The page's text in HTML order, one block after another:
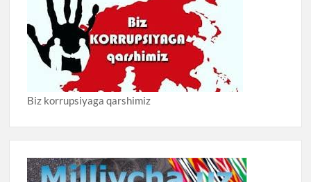
Biz korrupsiyaga qarshimiz